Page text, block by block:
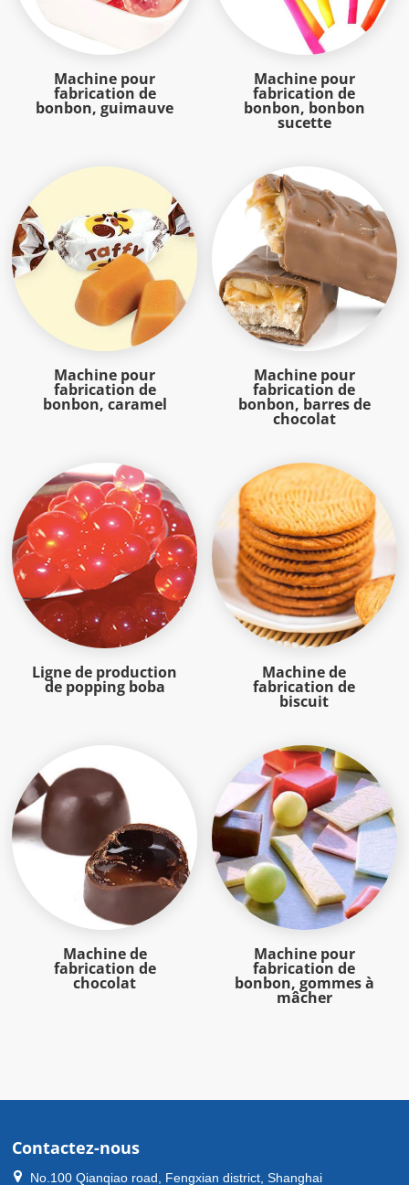
Machine pour
fabrication de
bonbon, guimauve
Machine pour
fabrication de
bonbon, bonbon
sucette
Machine pour
fabrication de
bonbon, caramel
Machine pour
fabrication de
bonbon, barres de
chocolat
Ligne de production
de popping boba
Machine de
fabrication de
biscuit
Machine de
fabrication de
chocolat
Machine pour
fabrication de
bonbon, gommes à
mâcher
Contactez-nous
No.100 Qianqiao road, Fengxian district, Shanghai